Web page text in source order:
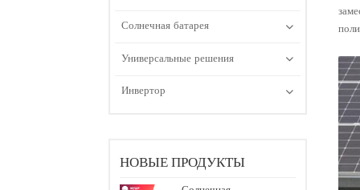
Солнечная батарея
Универсальные решения
Инвертор
НОВЫЕ ПРОДУКТЫ